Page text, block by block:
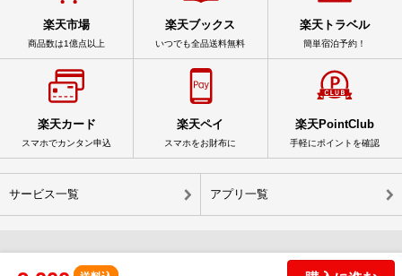
楽天市場
商品数は1億点以上
楽天ブックス
いつでも全品送料無料
楽天トラベル
簡単宿泊予約！
楽天カード
スマホでカンタン申込
楽天ペイ
スマホをお財布に
楽天PointClub
手軽にポイントを確認
サービス一覧 アプリ一覧